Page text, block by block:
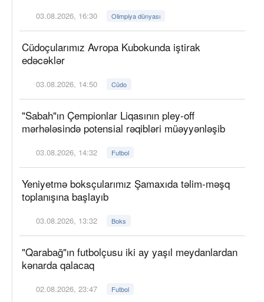
03.08.2026, 16:30 Olimpiya dünyası
Cüdoçularımız Avropa Kubokunda iştirak
edəcəklər
03.08.2026, 14:50 Cüdo
"Sabah"ın Çempionlar Liqasının pley-off
mərhələsində potensial rəqibləri müəyyənləşib
03.08.2026, 14:32 Futbol
Yeniyetmə boksçularımız Şamaxıda təlim-məşq
toplanışına başlayıb
03.08.2026, 13:32 Boks
"Qarabağ"ın futbolçusu iki ay yaşıl meydanlardan
kənarda qalacaq
02.08.2026, 23:47 Futbol